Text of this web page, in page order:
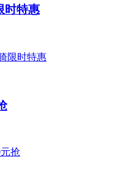
时特惠